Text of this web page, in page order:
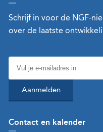
Schrijf in voor de NGF-
over de laatste
Aanmelden
Contact en kalender